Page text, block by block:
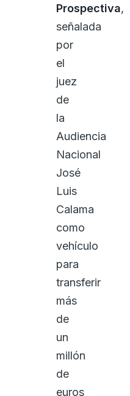
Prospectiva,
señalada
por
el
juez
de
la
Audiencia
Nacional
José
Luis
Calama
como
vehículo
para
transferir
más
de
un
millón
de
euros